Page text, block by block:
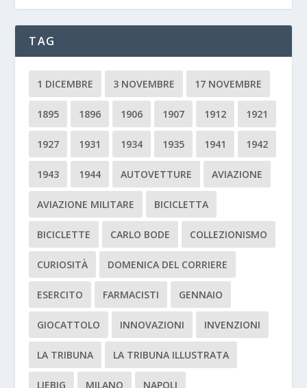
TAG
1 DICEMBRE 3 NOVEMBRE 17 NOVEMBRE
1895 1896 1906 1907 1912 1921
1927 1931 1934 1935 1941 1942
1943 1944 AUTOVETTURE AVIAZIONE
AVIAZIONE MILITARE BICICLETTA
BICICLETTE CARLO BODE COLLEZIONISMO
CURIOSITÀ DOMENICA DEL CORRIERE
ESERCITO FARMACISTI GENNAIO
GIOCATTOLO INNOVAZIONI INVENZIONI
LA TRIBUNA LA TRIBUNA ILLUSTRATA
LIEBIG MILANO NAPOLI